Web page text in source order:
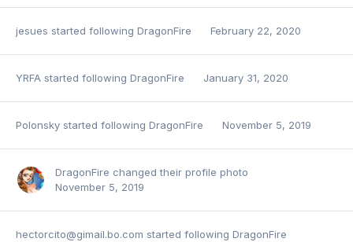
jesues started following DragonFire February 22, 2020
YRFA started following DragonFire January 31, 2020
Polonsky started following DragonFire November 5, 2019
DragonFire changed their profile photo
November 5, 2019
hectorcito@gimail.bo.com started following DragonFire